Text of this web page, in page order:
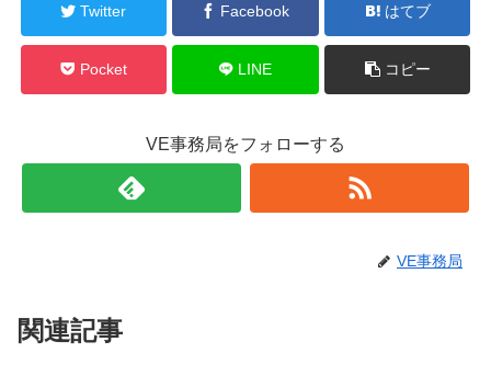
Twitter Facebook はてブ
Pocket LINE コピー
VE事務局をフォローする
VE事務局
関連記事